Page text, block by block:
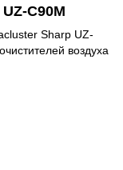
C90M
Sharp UZ-
воздуха